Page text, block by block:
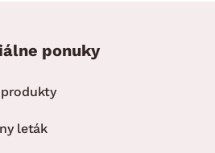
ponuky
leták